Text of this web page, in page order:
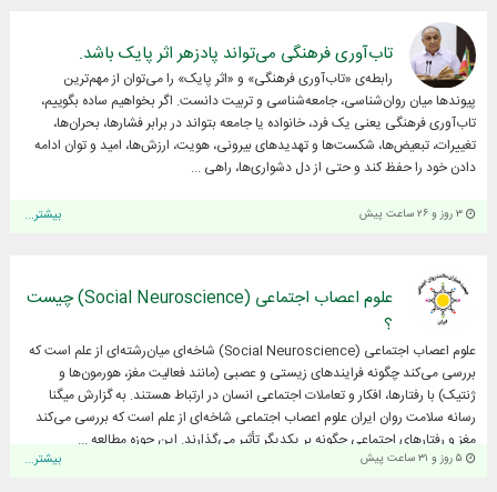
تاب‌آوری فرهنگی می‌تواند پادزهر اثر پایک باشد.
رابطه‌ی «تاب‌آوری فرهنگی» و «اثر پایک» را می‌توان از مهم‌ترین
پیوندها میان روان‌شناسی، جامعه‌شناسی و تربیت دانست. اگر بخواهیم ساده بگوییم،
تاب‌آوری فرهنگی یعنی یک فرد، خانواده یا جامعه بتواند در برابر فشارها، بحران‌ها،
تغییرات، تبعیض‌ها، شکست‌ها و تهدیدهای بیرونی، هویت، ارزش‌ها، امید و توان ادامه
دادن خود را حفظ کند و حتی از دل دشواری‌ها، راهی ...
۳ روز و ۲۶ ساعت پیش بیشتر...
علوم اعصاب اجتماعی (Social Neuroscience) چیست
؟
علوم اعصاب اجتماعی (Social Neuroscience) شاخه‌ای میان‌رشته‌ای از علم است که
بررسی می‌کند چگونه فرایندهای زیستی و عصبی (مانند فعالیت مغز، هورمون‌ها و
ژنتیک) با رفتارها، افکار و تعاملات اجتماعی انسان در ارتباط هستند. به گزارش میگنا
رسانه سلامت روان ایران علوم اعصاب اجتماعی شاخه‌ای از علم است که بررسی می‌کند
مغز و رفتارهای اجتماعی چگونه بر یکدیگر تأثیر می‌گذارند. این حوزه مطالعه ...
۵ روز و ۳۱ ساعت پیش بیشتر...